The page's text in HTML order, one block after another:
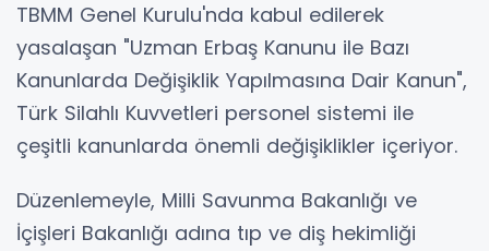
TBMM Genel Kurulu'nda kabul edilerek
yasalaşan "Uzman Erbaş Kanunu ile Bazı
Kanunlarda Değişiklik Yapılmasına Dair Kanun",
Türk Silahlı Kuvvetleri personel sistemi ile
çeşitli kanunlarda önemli değişiklikler içeriyor.
Düzenlemeyle, Milli Savunma Bakanlığı ve
İçişleri Bakanlığı adına tıp ve diş hekimliği